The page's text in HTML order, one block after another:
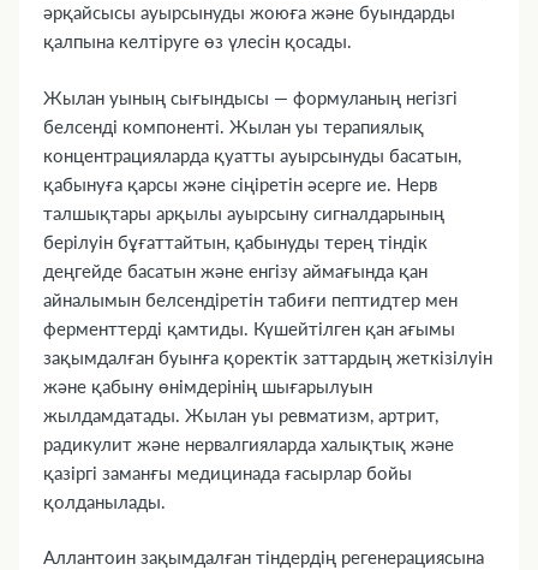
әрқайсысы ауырсынуды жоюға және буындарды
қалпына келтіруге өз үлесін қосады.
Жылан уының сығындысы — формуланың негізгі
белсенді компоненті. Жылан уы терапиялық
концентрацияларда қуатты ауырсынуды басатын,
қабынуға қарсы және сіңіретін әсерге ие. Нерв
талшықтары арқылы ауырсыну сигналдарының
берілуін бұғаттайтын, қабынуды терең тіндік
деңгейде басатын және енгізу аймағында қан
айналымын белсендіретін табиғи пептидтер мен
ферменттерді қамтиды. Күшейтілген қан ағымы
зақымдалған буынға қоректік заттардың жеткізілуін
және қабыну өнімдерінің шығарылуын
жылдамдатады. Жылан уы ревматизм, артрит,
радикулит және нервалгияларда халықтық және
қазіргі заманғы медицинада ғасырлар бойы
қолданылады.
Аллантоин зақымдалған тіндердің регенерациясына